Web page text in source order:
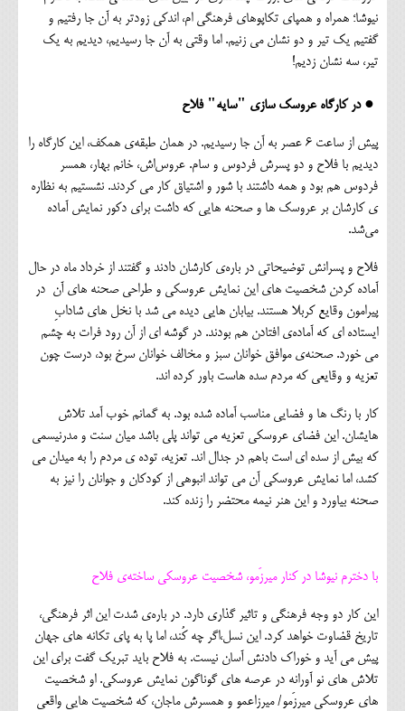
نیوشا؛ همراه و همپای تکاپوهای فرهنگی ام، اندکی زودتر به آن جا رفتیم و
گفتیم یک تیر و دو نشان می زنیم. اما وقتی به آن جا رسیدیم، دیدیم به یک
تیر، سه نشان زدیم!
● در کارگاه عروسک سازی "سایه" فلاح
پیش از ساعت ۶ عصر به آن جا رسیدیم. در همان طبقه‌ی همکف، این کارگاه را
دیدیم با فلاح و دو پسرش فردوس و سام. عروس‌اش، خانم بهار، همسر
فردوس هم بود و همه داشتند با شور و اشتیاق کار می کردند. نشستیم به نظاره
ی کارشان بر عروسک ها و صحنه هایی که داشت برای دکور نمایش آماده
می‌شد.
فلاح و پسرانش توضیحاتی در باره‌ی کارشان دادند و گفتند از خرداد ماه در حال
آماده کردن شخصیت های این نمایش عروسکی و طراحی صحنه های آن در
پیرامون وقایع کربلا هستند. بیابان هایی دیده می شد با نخل های شادابِ
ایستاده ای که آماده‌ی افتادن هم بودند. در گوشه ای از آن رود فرات به چشم
می خورد. صحنه‌ی موافق خوانان سبز و مخالف خوانان سرخ بود، درست چون
تعزیه و وقایعی که مردم سده هاست باور کرده اند.
کار با رنگ ها و فضایی مناسب آماده شده بود. به گمانم خوب آمد تلاش
هایشان. این فضای عروسکی تعزیه می تواند پلی باشد میان سنت و مدرنیسمی
که بیش از سده ای است باهم در جدال اند. تعزیه، توده ی مردم را به میدان می
کشد، اما نمایش عروسکی آن می تواند انبوهی از کودکان و جوانان را نیز به
صحنه بیاورد و این هنر نیمه محتضر را زنده کند.
با دخترم نیوشا در کنار میرزَمو، شخصیت عروسکی ساخته‌ی فلاح
این کار دو وجه فرهنگی و تاثیر گذاری دارد. در باره‌ی شدت این اثر فرهنگی،
تاریخ قضاوت خواهد کرد. این نسل،اگر چه کُند، اما پا به پای تکانه های جهان
پیش می آید و خوراک دادنش آسان نیست. به فلاح باید تبریک گفت برای این
تلاش های نو آورانه در عرصه های گوناگون نمایش عروسکی. او شخصیت
های عروسکی میرزَمو/ میرزاعمو و همسرش ماجان، که شخصیت هایی واقعی